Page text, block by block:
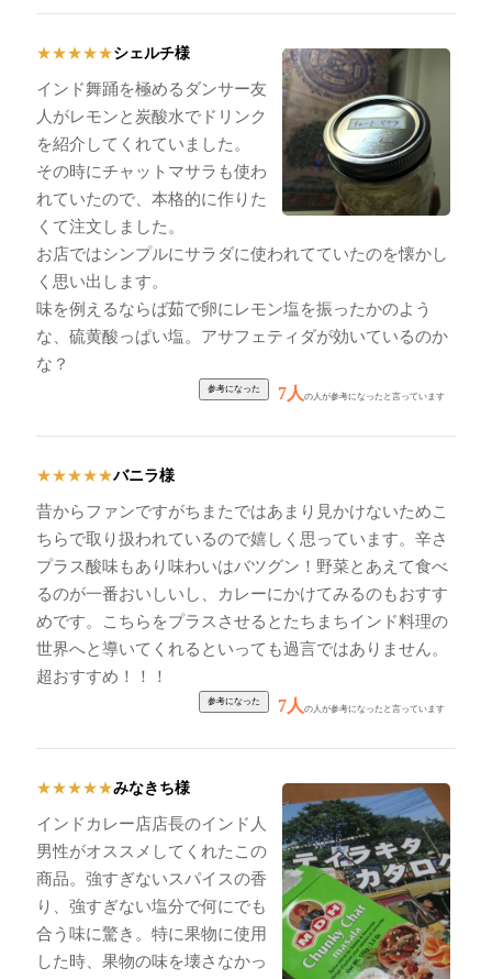
★★★★★シェルチ様
インド舞踊を極めるダンサー友
人がレモンと炭酸水でドリンク
を紹介してくれていました。
その時にチャットマサラも使わ
れていたので、本格的に作りた
くて注文しました。
お店ではシンプルにサラダに使われてていたのを懐かし
く思い出します。
味を例えるならば茹で卵にレモン塩を振ったかのよう
な、硫黄酸っぱい塩。アサフェティダが効いているのか
な？
7人の人が参考になったと言っています
★★★★★バニラ様
昔からファンですがちまたではあまり見かけないためこ
ちらで取り扱われているので嬉しく思っています。辛さ
プラス酸味もあり味わいはバツグン！野菜とあえて食べ
るのが一番おいしいし、カレーにかけてみるのもおすす
めです。こちらをプラスさせるとたちまちインド料理の
世界へと導いてくれるといっても過言ではありません。
超おすすめ！！！
7人の人が参考になったと言っています
★★★★★みなきち様
インドカレー店店長のインド人
男性がオススメしてくれたこの
商品。強すぎないスパイスの香
り、強すぎない塩分で何にでも
合う味に驚き。特に果物に使用
した時、果物の味を壊さなかっ